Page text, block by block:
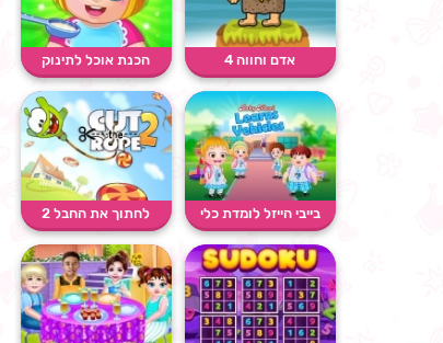
אדם וחווה 4 הכנת אוכל לתינוק
בייבי הייזל לומדת כלי
רכ�...
לחתוך את החבל 2